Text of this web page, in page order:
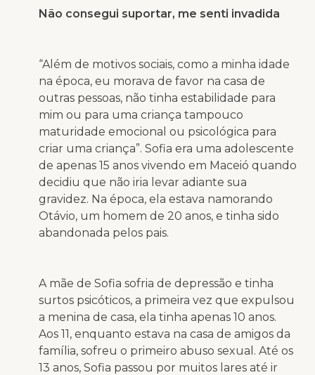
Não consegui suportar, me senti invadida
“Além de motivos sociais, como a minha idade
na época, eu morava de favor na casa de
outras pessoas, não tinha estabilidade para
mim ou para uma criança tampouco
maturidade emocional ou psicológica para
criar uma criança”. Sofia era uma adolescente
de apenas 15 anos vivendo em Maceió quando
decidiu que não iria levar adiante sua
gravidez. Na época, ela estava namorando
Otávio, um homem de 20 anos, e tinha sido
abandonada pelos pais.
A mãe de Sofia sofria de depressão e tinha
surtos psicóticos, a primeira vez que expulsou
a menina de casa, ela tinha apenas 10 anos.
Aos 11, enquanto estava na casa de amigos da
família, sofreu o primeiro abuso sexual. Até os
13 anos, Sofia passou por muitos lares até ir